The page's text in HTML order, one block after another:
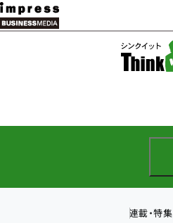
メ
イ
テ
に
連載・特集